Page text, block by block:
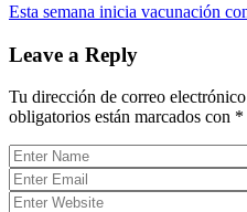
Esta semana inicia vacunación
Leave a Reply
Tu dirección de correo
obligatorios están marcados con *